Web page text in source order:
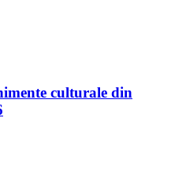
culturale din